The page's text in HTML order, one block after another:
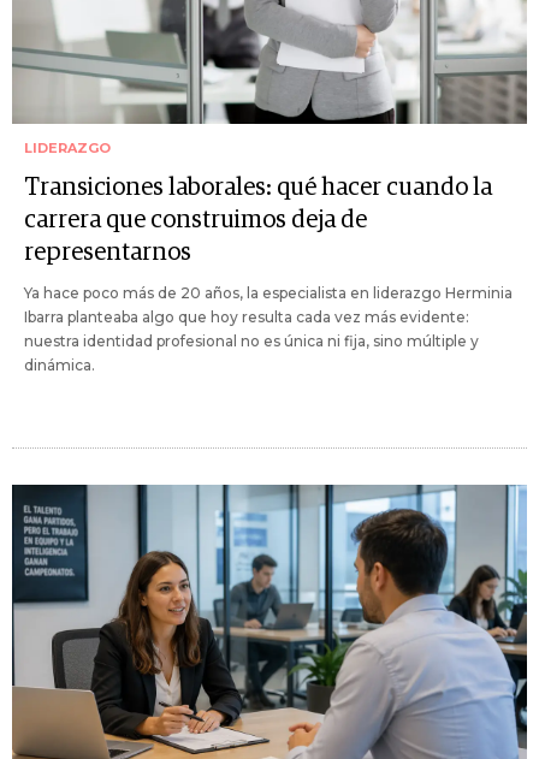
LIDERAZGO
Transiciones laborales: qué hacer cuando la
carrera que construimos deja de
representarnos
Ya hace poco más de 20 años, la especialista en liderazgo Herminia
Ibarra planteaba algo que hoy resulta cada vez más evidente:
nuestra identidad profesional no es única ni fija, sino múltiple y
dinámica.